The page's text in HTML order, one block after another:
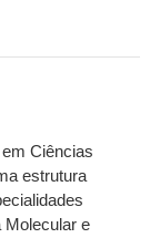
Ciências
estrutura
Molecular e